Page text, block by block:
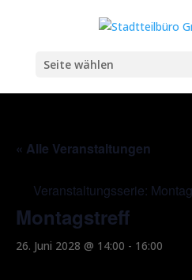
Seite wählen
« Alle Veranstaltungen
Veranstaltungsserie:
Montagstreff
26. Juni 2028 @ 14:00 - 16:00